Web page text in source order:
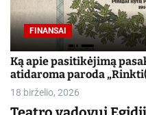
FINANSAI
Ką apie pasitikėjimą
atidaroma paroda
18 birželio, 2026